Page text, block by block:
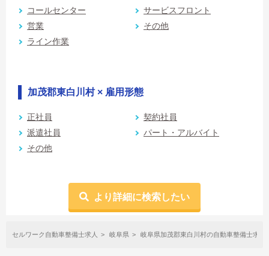
コールセンター
サービスフロント
営業
その他
ライン作業
加茂郡東白川村 × 雇用形態
正社員
契約社員
派遣社員
パート・アルバイト
その他
より詳細に検索したい
セルワーク自動車整備士求人 岐阜県 岐阜県加茂郡東白川村の自動車整備士求人